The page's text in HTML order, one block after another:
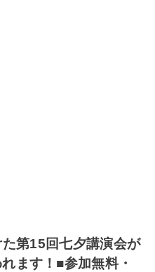
第15回七夕講演会が
ます！■参加無料・